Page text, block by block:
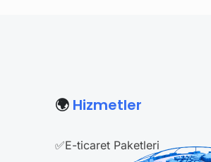
🌍 Hizmetler
✅E-ticaret Paketleri